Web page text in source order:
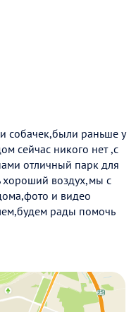
собачек,были раньше у
сейчас никого нет ,с
отличный парк для
хороший воздух,мы с
и видео
рады помочь